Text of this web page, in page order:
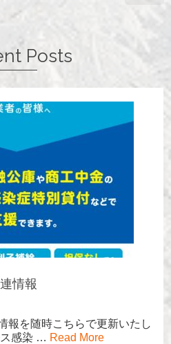
Posts
情報
報を随時こちらで更新いたし
ス感染 … Read More